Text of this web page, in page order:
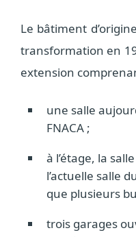
Le bâtiment
transformation en
extension
une salle
FNACA ;
à l’étage, la
l’actuelle salle
que plusieurs
trois garages